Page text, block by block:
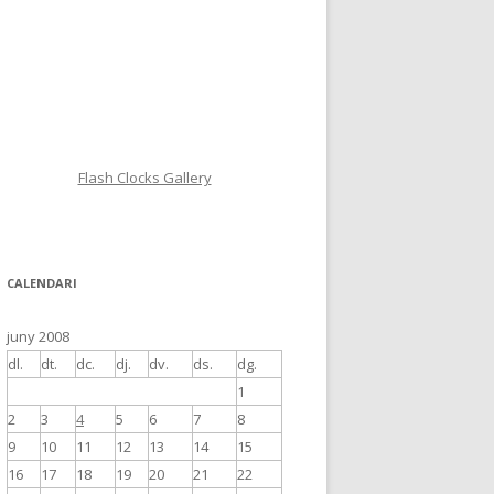
Flash Clocks Gallery
CALENDARI
juny 2008
dl.
dt. dc. dj. dv. ds. dg.
1
2
3 4 5 6 7
8
9
10 11 12 13 14
15
16
17 18 19 20 21
22